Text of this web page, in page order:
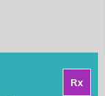
Rx